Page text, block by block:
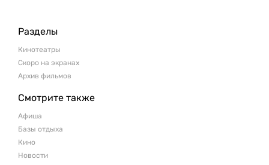
Разделы
Кинотеатры
Скоро на экранах
Архив фильмов
Смотрите также
Афиша
Базы отдыха
Кино
Новости